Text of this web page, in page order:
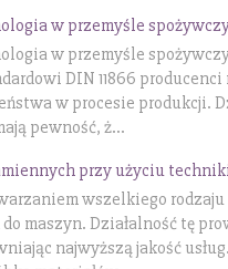
w przemyśle
w przemyśle
DIN 11866
w procesie produkcji.
pewność, ż...
przy użyciu
wszelkiego
maszyn. Działalność tę
najwyższą jakość